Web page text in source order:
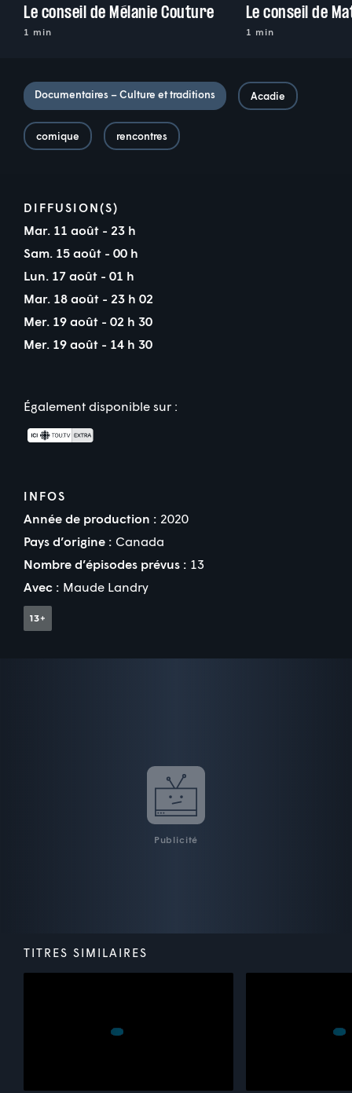
Le conseil de Mélanie Couture
1 min
Le conseil de
1 min
Documentaires – Culture et traditions Acadie
comique rencontres
DIFFUSION(S)
Mar. 11 août - 23 h
Sam. 15 août - 00 h
Lun. 17 août - 01 h
Mar. 18 août - 23 h 02
Mer. 19 août - 02 h 30
Mer. 19 août - 14 h 30
Également disponible sur :
INFOS
Année de production : 2020
Pays d’origine : Canada
Nombre d’épisodes prévus : 13
Avec : Maude Landry
Publicité
TITRES SIMILAIRES